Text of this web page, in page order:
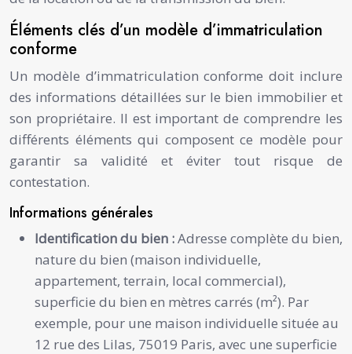
Éléments clés d’un modèle d’immatriculation
conforme
Un modèle d’immatriculation conforme doit inclure
des informations détaillées sur le bien immobilier et
son propriétaire. Il est important de comprendre les
différents éléments qui composent ce modèle pour
garantir sa validité et éviter tout risque de
contestation.
Informations générales
Identification du bien :Adresse complète du bien,
nature du bien (maison individuelle,
appartement, terrain, local commercial),
superficie du bien en mètres carrés (m²). Par
exemple, pour une maison individuelle située au
12 rue des Lilas, 75019 Paris, avec une superficie